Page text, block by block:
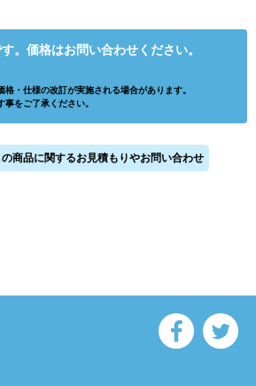
。価格はお問い合わせください。
・仕様の改訂が実施される場合があります。
をご了承ください。
の商品に関するお見積もりやお問い合わせ